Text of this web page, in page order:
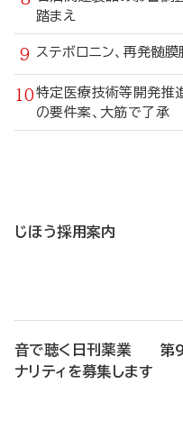
踏まえ
ステボロニン、再発髄
特定医療技術等開発
の要件案、大筋で了承
じほう採用案内
音で聴く日刊薬業 第9
ナリティを募集します